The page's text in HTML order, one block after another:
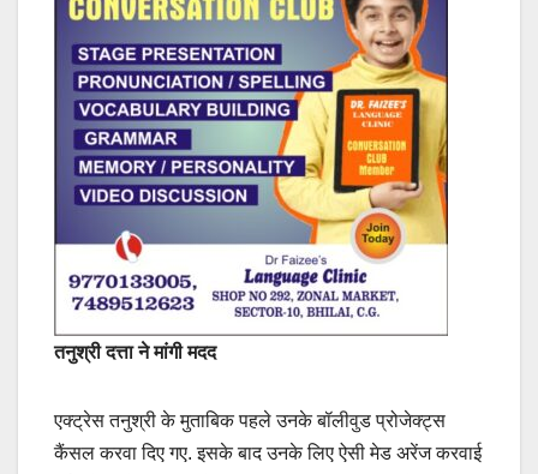
तनुश्री दत्ता ने मांगी मदद
एक्ट्रेस तनुश्री के मुताबिक पहले उनके बॉलीवुड प्रोजेक्ट्स
कैंसल करवा दिए गए. इसके बाद उनके लिए ऐसी मेड अरेंज करवाई